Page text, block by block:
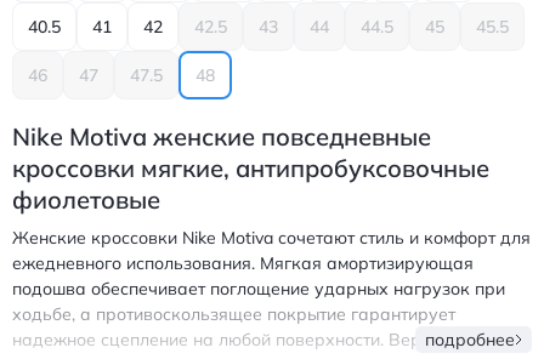
40.5 41 42 42.5 43 44 44.5 45 45.5
46 47 47.5 48
Nike Motiva женские повседневные
кроссовки мягкие, антипробуксовочные
фиолетовые
Женские кроссовки Nike Motiva сочетают стиль и комфорт для
ежедневного использования. Мягкая амортизирующая
подошва обеспечивает поглощение ударных нагрузок при
ходьбе, а противоскользящее покрытие гарантирует
надежное сцепление на любой поверхности. Верх выполнен
подробнее